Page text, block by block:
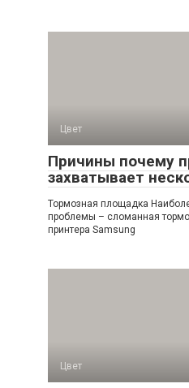
Цвет
Причины почему
захватывает
Тормозная площадка
проблемы – сломанная
принтера Samsung
Цвет